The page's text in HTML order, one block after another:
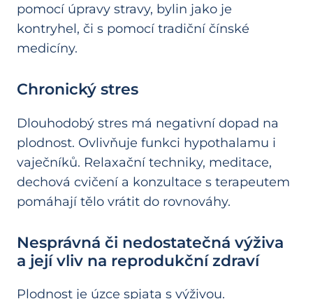
pomocí úpravy stravy, bylin jako je
kontryhel, či s pomocí tradiční čínské
medicíny.
Chronický stres
Dlouhodobý stres má negativní dopad na
plodnost. Ovlivňuje funkci hypothalamu i
vaječníků. Relaxační techniky, meditace,
dechová cvičení a konzultace s terapeutem
pomáhají tělo vrátit do rovnováhy.
Nesprávná či nedostatečná výživa
a její vliv na reprodukční zdraví
Plodnost je úzce spjata s výživou.